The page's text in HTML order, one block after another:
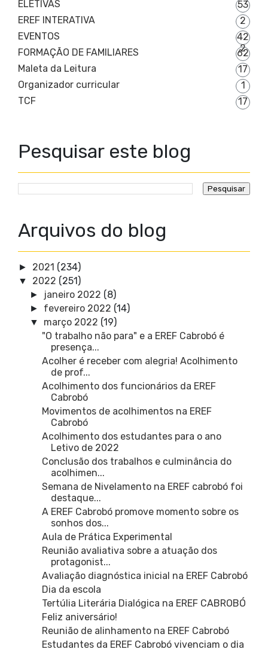
ELETIVAS
53
EREF INTERATIVA
2
EVENTOS
42
2
FORMAÇÃO DE FAMILIARES
62
Maleta da Leitura
17
Organizador curricular
1
TCF
17
Pesquisar este blog
Arquivos do blog
► 2021 (234)
▼ 2022 (251)
► janeiro 2022 (8)
► fevereiro 2022 (14)
▼ março 2022 (19)
"O trabalho não para" e a EREF Cabrobó é
presença...
Acolher é receber com alegria! Acolhimento
de prof...
Acolhimento dos funcionários da EREF
Cabrobó
Movimentos de acolhimentos na EREF
Cabrobó
Acolhimento dos estudantes para o ano
Letivo de 2022
Conclusão dos trabalhos e culminância do
acolhimen...
Semana de Nivelamento na EREF cabrobó foi
destaque...
A EREF Cabrobó promove momento sobre os
sonhos dos...
Aula de Prática Experimental
Reunião avaliativa sobre a atuação dos
protagonist...
Avaliação diagnóstica inicial na EREF Cabrobó
Dia da escola
Tertúlia Literária Dialógica na EREF CABROBÓ
Feliz aniversário!
Reunião de alinhamento na EREF Cabrobó
Estudantes da EREF Cabrobó vivenciam o dia